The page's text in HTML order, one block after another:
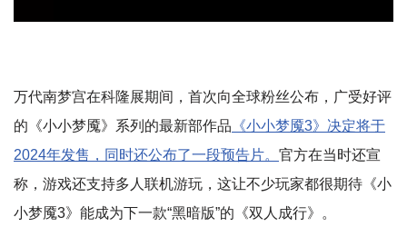
万代南梦宫在科隆展期间，首次向全球粉丝公布，广受好评
的《小小梦魇》系列的最新部作品 《小小梦魇3》决定将于
2024年发售，同时还公布了一段预告片。 官方在当时还宣
称，游戏还支持多人联机游玩，这让不少玩家都很期待《小
小梦魇3》能成为下一款“黑暗版”的《双人成行》。